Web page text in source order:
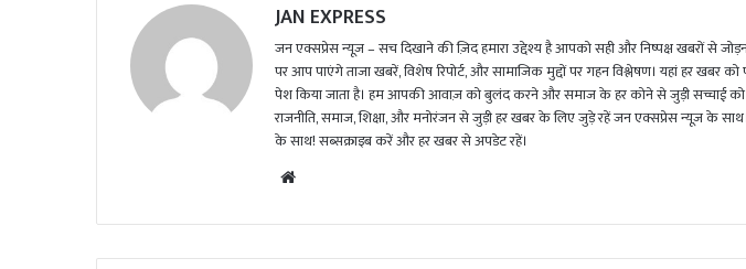
JAN EXPRESS
जन एक्सप्रेस न्यूज़ – सच दिखाने की ज़िद हमारा उद्देश्य है आपको सही और निष्पक्ष खबरों से
पर आप पाएंगे ताजा खबरें, विशेष रिपोर्ट, और सामाजिक मुद्दों पर गहन विश्लेषण। यहां हर खबर को
पेश किया जाता है। हम आपकी आवाज़ को बुलंद करने और समाज के हर कोने से जुड़ी सच्चाई को
राजनीति, समाज, शिक्षा, और मनोरंजन से जुड़ी हर खबर के लिए जुड़े रहें जन एक्सप्रेस न्यूज़ के साथ।
के साथ! सब्सक्राइब करें और हर खबर से अपडेट रहें।
te